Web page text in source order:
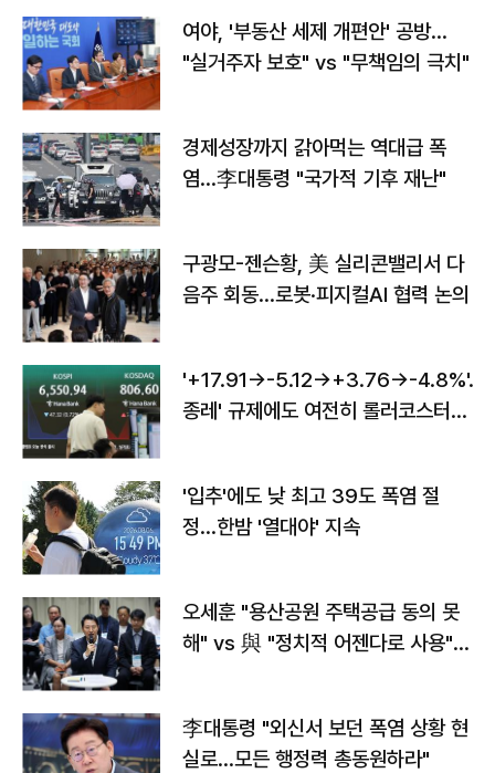
여야, '부동산 세제 개편안' 공방…
"실거주자 보호" vs "무책임의 극치"
경제성장까지 갉아먹는 역대급 폭
염…李대통령 "국가적 기후 재난"
구광모-젠슨황, 美 실리콘밸리서 다
음주 회동…로봇·피지컬AI 협력 논의
'+17.91→-5.12→+3.76→-4.8%'…'
종레' 규제에도 여전히 롤러코스터
'입추'에도 낮 최고 39도 폭염 절
정…한밤 '열대야' 지속
오세훈 "용산공원 주택공급 동의 못
해" vs 與 "정치적 어젠다로 사용"
李대통령 "외신서 보던 폭염 상황 현
실로…모든 행정력 총동원하라"